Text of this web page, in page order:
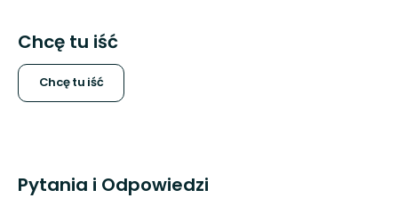
Chcę tu iść
Chcę tu iść
Pytania i Odpowiedzi